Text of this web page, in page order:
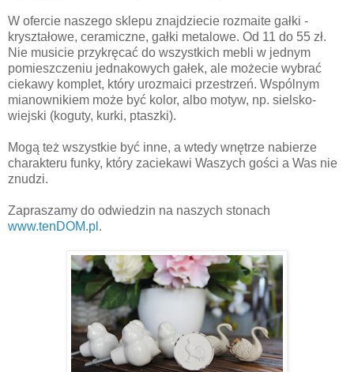
W ofercie naszego sklepu znajdziecie rozmaite gałki -
kryształowe, ceramiczne, gałki metalowe. Od 11 do 55 zł.
Nie musicie przykręcać do wszystkich mebli w jednym
pomieszczeniu jednakowych gałek, ale możecie wybrać
ciekawy komplet, który urozmaici przestrzeń. Wspólnym
mianownikiem może być kolor, albo motyw, np. sielsko-
wiejski (koguty, kurki, ptaszki).
Mogą też wszystkie być inne, a wtedy wnętrze nabierze
charakteru funky, który zaciekawi Waszych gości a Was nie
znudzi.
Zapraszamy do odwiedzin na naszych stonach
www.tenDOM.pl .